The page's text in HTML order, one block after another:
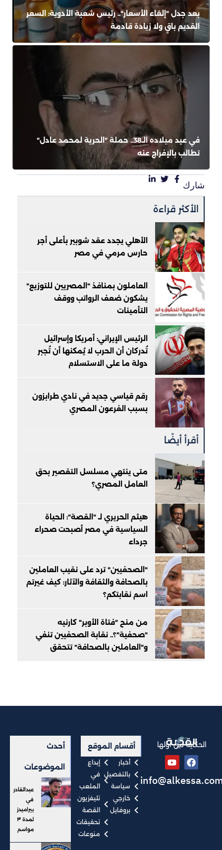
بعد جدل "إلغاء الأسعار".. رئيس شعبة الأدوية: السعر
القديم باقٍ ولا زيادة قادمة
في عيد ميلاده الـ38.. حملة "الحرية لمحمد عادل"
تطالب بالإفراج عنه
شارك
الأكثر قراءة
الأهلي يجدد عقد شوبير بأعلى أجر
حارس مرمي في مصر
العاملون بمنافذ "المصريين للتوزيع"
يشكون ضعف الرواتب ووقف
التأمينات
الرئيس الإيراني: أمريكا وإسرائيل
تُدركان أن الحرب لا يُمكنها أن تُجبر
دولة ما على الاستسلام
رقم قياسي جديد في نادي طرابزون
بسبب الفرعون المصري
أقرأ أيضًا
متى ينتهي مسلسل التقصير بحق
العامل المصري؟
هيثم الحريري لـ "القصة": الحياة
السياسية في مصر أصبحت صحراء
جرداء
"الصحفيين" ترد على نقيب العاملين
بالصحافة والثقافة والآثار: كيف غيرتم
اسم نقابتكم؟
من منح "فتاة الأوبر" كارنيه
"صحفية"؟.. نقابة الصحفيين تنفي
و"العاملين بالصحافة" تتحقق
الحكاية من أولها أقسام الموقع
أخبار
بالتفصيل
سياسة
خارجي
بروفايل
إبداع
في
الملعب
تليفزيون
القصة
تحقيقات
منوعات
أحدث
الموضوعات
عبدالقادر
في
بيراميدز
لمدة ٣
مواسم